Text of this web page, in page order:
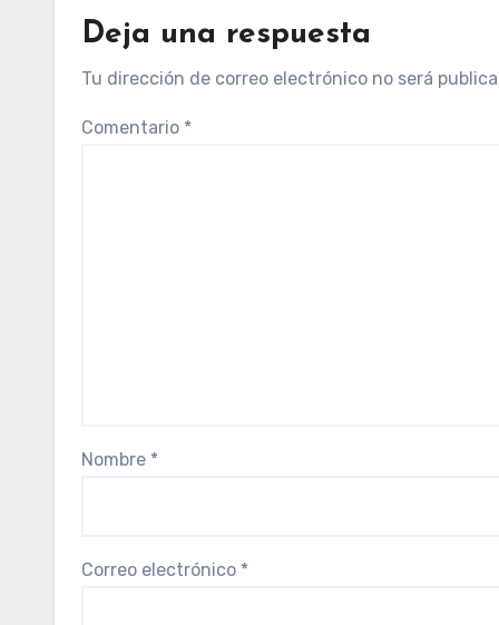
Deja una respuesta
Tu dirección de correo electrónico no será
Comentario *
Nombre *
Correo electrónico *